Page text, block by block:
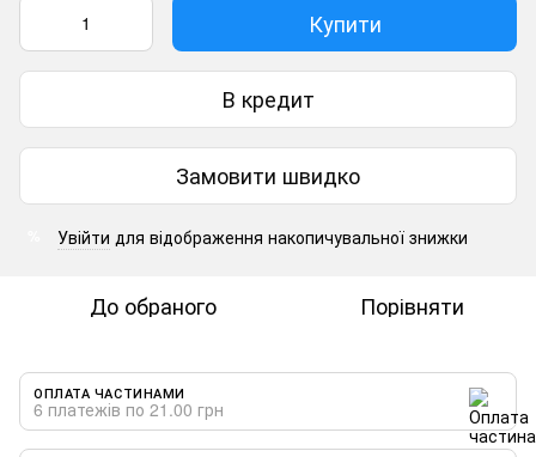
Купити
В кредит
Замовити швидко
Увійти для відображення накопичувальної знижки
До обраного Порівняти
ОПЛАТА ЧАСТИНАМИ
6 платежів по 21.00 грн